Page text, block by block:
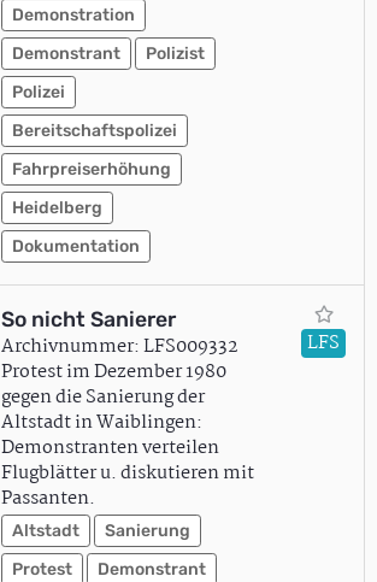
Demonstration
Demonstrant
Polizist
Polizei
Bereitschaftspolizei
Fahrpreiserhöhung
Heidelberg
Dokumentation
So nicht Sanierer
Archivnummer: LFS009332
Protest im Dezember 1980
gegen die Sanierung der
Altstadt in Waiblingen:
Demonstranten verteilen
Flugblätter u. diskutieren mit
Passanten.
Altstadt
Sanierung
Protest
Demonstrant
LFS